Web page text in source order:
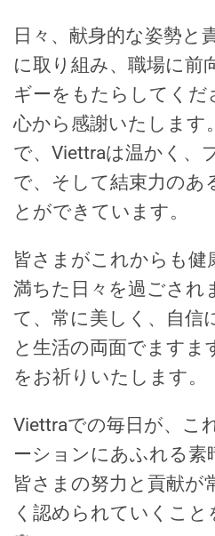
日々、献身的な姿勢と
に取り組み、職場に前
ギーをもたらしてくだ
心から感謝いたします
で、Viettraは温かく、
で、そして結束力のあ
とができています。
皆さまがこれからも健
満ちた日々を過ごされ
て、常に美しく、自信
と生活の両面でますま
をお祈りいたします。
Viettraでの毎日が、こ
ーションにあふれる素
皆さまの努力と貢献が
く認められていくこと